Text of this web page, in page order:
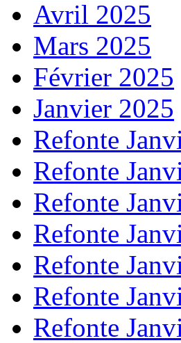
Avril 2025
Mars 2025
Février 2025
Janvier 2025
Refonte
Refonte
Refonte
Refonte
Refonte
Refonte
Refonte